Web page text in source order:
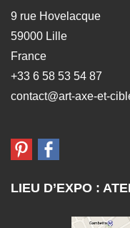
9 rue Hovelacque
59000 Lille
France
+33 6 58 53 54 87
contact@art-axe-et-
LIEU D’EXPO :